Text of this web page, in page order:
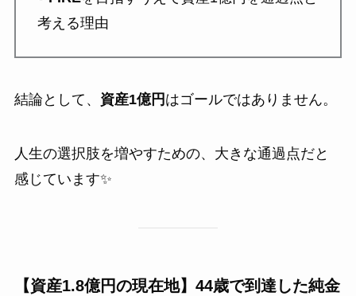
考える理由
結論として、 資産1億円 はゴールではありません。
人生の選択肢を増やすための、大きな通過点だと
感じています✨
【資産1.8億円の現在地】44歳で到達した純金